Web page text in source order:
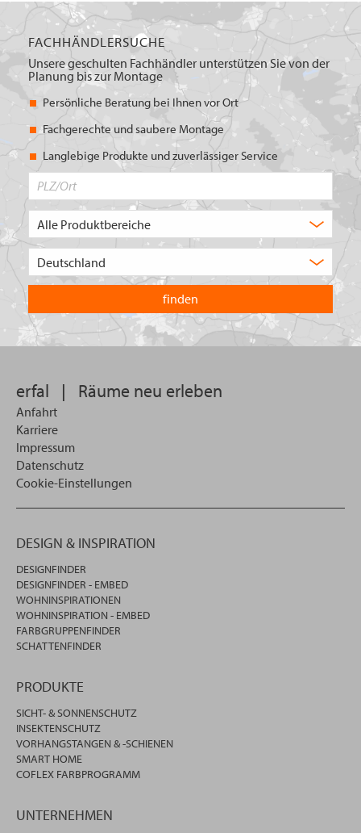
FACHHÄNDLERSUCHE
Unsere geschulten Fachhändler unterstützen Sie von der
Planung bis zur Montage
Persönliche Beratung bei Ihnen vor Ort
Fachgerechte und saubere Montage
Langlebige Produkte und zuverlässiger Service
in
welchem
Land
Sie
suchen
erfal | Räume neu erleben
Anfahrt
Karriere
Impressum
Datenschutz
Cookie-Einstellungen
DESIGN & INSPIRATION
DESIGNFINDER
DESIGNFINDER - EMBED
WOHNINSPIRATIONEN
WOHNINSPIRATION - EMBED
FARBGRUPPENFINDER
SCHATTENFINDER
PRODUKTE
SICHT- & SONNENSCHUTZ
INSEKTENSCHUTZ
VORHANGSTANGEN & -SCHIENEN
SMART HOME
COFLEX FARBPROGRAMM
UNTERNEHMEN